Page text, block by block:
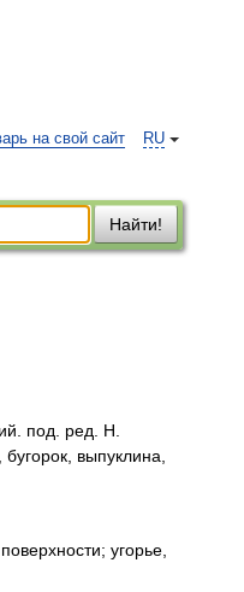
RU
на свой сайт
Найти!
под. ред. Н.
выпуклина,
угорье,